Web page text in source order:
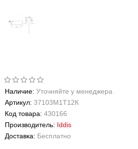
Наличие: Уточняйте у менеджера
Артикул: 37103М1Т12К
Код товара: 430166
Производитель: Iddis
Доставка: Бесплатно